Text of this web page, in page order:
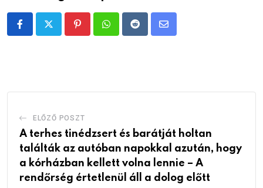
PinterestWhatsappRedditShare
ELŐZŐ POSZT
A terhes tinédzsert és barátját holtan
találták az autóban napokkal azután, hogy
a kórházban kellett volna lennie – A
rendőrség értetlenül áll a dolog előtt